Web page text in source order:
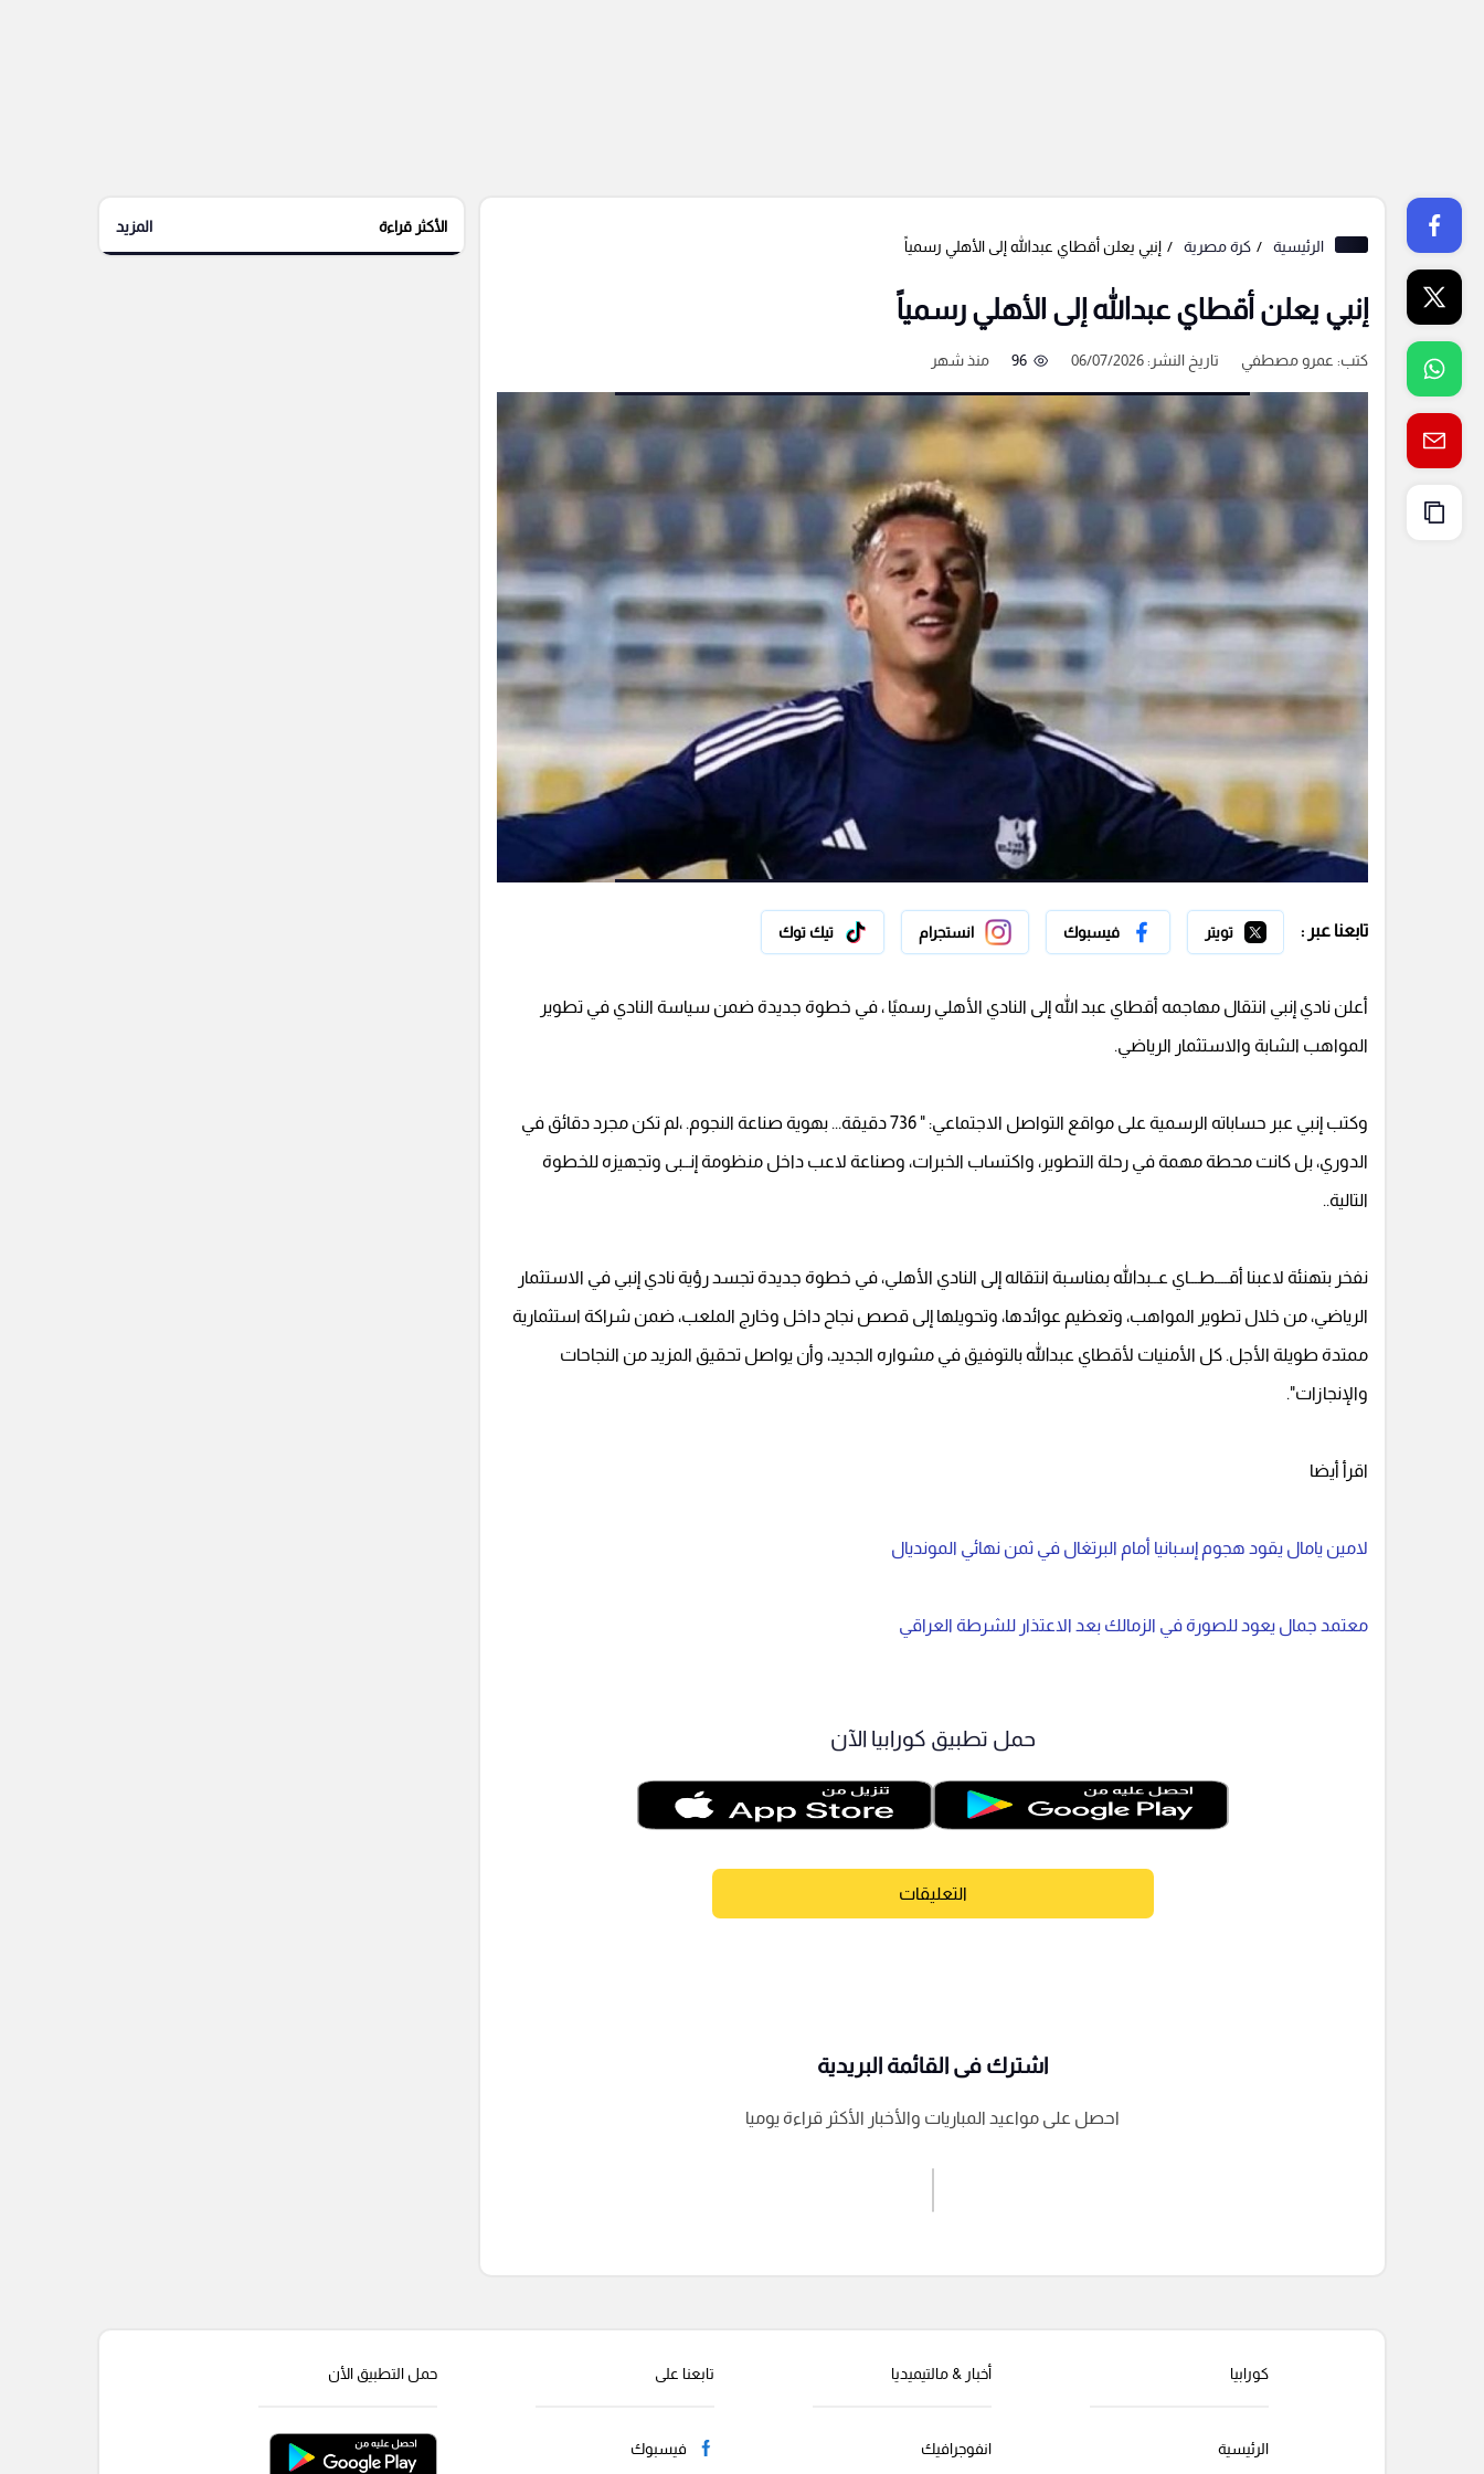
الرئيسية كرة مصرية إنبي يعلن أقطاي عبدالله إلى الأهلي رسمياً
إنبي يعلن أقطاي عبدالله إلى الأهلي رسمياً
كتب: عمرو مصطفي تاريخ النشر: 06/07/2026 96 منذ شهر
تابعنا عبر : تويتر فيسبوك انستجرام تيك توك
أعلن نادي إنبي انتقال مهاجمه أقطاي عبد الله إلى النادي الأهلي رسميًا ، في خطوة جديدة ضمن سياسة النادي في تطوير
المواهب الشابة والاستثمار الرياضي.
وكتب إنبي عبر حساباته الرسمية على مواقع التواصل الاجتماعي: " 736 دقيقة... بهوية صناعة النجوم. ،لم تكن مجرد دقائق في
الدوري، بل كانت محطة مهمة في رحلة التطوير، واكتساب الخبرات، وصناعة لاعب داخل منظومة إنــبى وتجهيزه للخطوة
التالية..
نفخر بتهنئة لاعبنا أقــــطـــاي عــبدالله بمناسبة انتقاله إلى النادي الأهلي، في خطوة جديدة تجسد رؤية نادي إنبي في الاستثمار
الرياضي، من خلال تطوير المواهب، وتعظيم عوائدها، وتحويلها إلى قصص نجاح داخل وخارج الملعب، ضمن شراكة استثمارية
ممتدة طويلة الأجل. كل الأمنيات لأقطاي عبدالله بالتوفيق في مشواره الجديد، وأن يواصل تحقيق المزيد من النجاحات
والإنجازات".
اقرأ أيضا
لامين يامال يقود هجوم إسبانيا أمام البرتغال في ثمن نهائي المونديال
معتمد جمال يعود للصورة في الزمالك بعد الاعتذار للشرطة العراقي
حمل تطبيق كورابيا الآن
التعليقات
إرسال تعليق
اشترك فى القائمة البريدية
احصل على مواعيد المباريات والأخبار الأكثر قراءة يوميا
الأكثر قراءة المزيد
كورابيا
الرئيسية
أخبار & مالتيميديا
انفوجرافيك
تابعنا على
فيسبوك
حمل التطبيق الأن